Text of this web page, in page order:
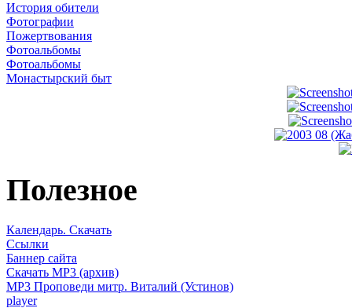
История обители
Фотографии
Пожертвования
Фотоальбомы
Фотоальбомы
Монастырский быт
Полезное
Календарь. Скачать
Ссылки
Баннер сайта
Скачать MP3 (архив)
MP3 Проповеди митр. Виталий (Устинов)
player